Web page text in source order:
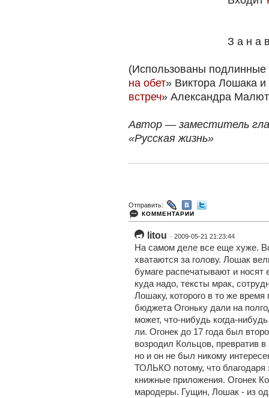
З а н а в е
(Использованы подлинные
на обет» Виктора Лошака и
встреч» Александра
Автор — заместитель
«Русская жизнь»
Отправить:
КОММЕНТАРИИ
litou · 2009-05-21 21:23:44
На самом деле все еще хуже.
хватаются за голову. Лошак
бумаге распечатывают и носят
куда надо, тексты мрак,
Лошаку, которого в то же
бюджета Огоньку дали на
может, что-нибудь когда-
ли. Огонек до 17 года был
возродил Кольцов, превратив
но и он не был никому
ТОЛЬКО потому, что
книжные приложения. Огонек
мародеры. Гущин, Лошак - из